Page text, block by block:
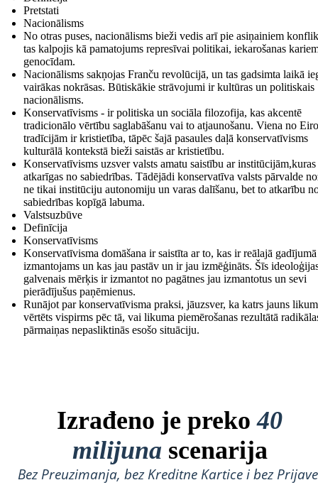
Pretstati
Nacionālisms
No otras puses, nacionālisms bieži vedis arī pie asiņainiem
tas kalpojis kā pamatojums represīvai politikai, iekarošanas
genocīdam.
Nacionālisms sakņojas Franču revolūcijā, un tas gadsimta laikā
vairākas nokrāsas. Būtiskākie strāvojumi ir kultūras un politiskais
nacionālisms.
Konservatīvisms - ir politiska un sociāla filozofija, kas akcentē
tradicionālo vērtību saglabāšanu vai to atjaunošanu. Viena no
tradīcijām ir kristietība, tāpēc šajā pasaules daļā konservatīvisms
kulturālā kontekstā bieži saistās ar kristietību.
Konservatīvisms uzsver valsts amatu saistību ar
atkarīgas no sabiedrības. Tādējādi konservatīva valsts pārvalde
ne tikai institūciju autonomiju un varas dalīšanu, bet to atkarību
sabiedrības kopīgā labuma.
Valstsuzbūve
Definīcija
Konservatīvisms
Konservatīvisma domāšana ir saistīta ar to, kas ir reālajā gadījumā
izmantojams un kas jau pastāv un ir jau izmēģināts. Šīs
galvenais mērķis ir izmantot no pagātnes jau izmantotus un sevi
pierādījušus paņēmienus.
Runājot par konservatīvisma praksi, jāuzsver, ka katrs jauns
vērtēts vispirms pēc tā, vai likuma piemērošanas rezultātā
pārmaiņas nepasliktinās esošo situāciju.
Izrađeno je preko40
milijuna scenarija
Bez Preuzimanja, bez Kreditne Kartice i bez